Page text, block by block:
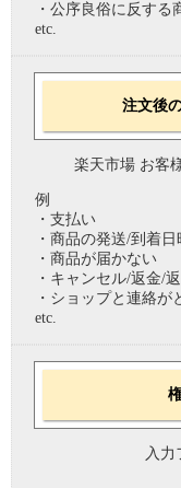
・公序良俗に反する
etc.
注文後
楽天市場 お客
例
・支払い
・商品の発送/到着
・商品が届かない
・キャンセル/返金/
・ショップと連絡が
etc.
入力